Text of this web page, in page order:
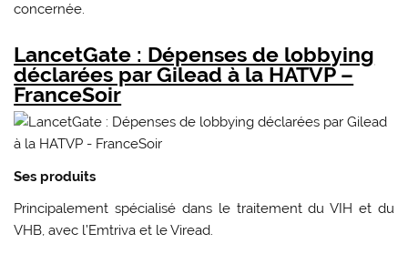
concernée.
LancetGate : Dépenses de lobbying
déclarées par Gilead à la HATVP –
FranceSoir
Ses produits
Principalement spécialisé dans le traitement du VIH et du
VHB, avec l’Emtriva et le Viread.